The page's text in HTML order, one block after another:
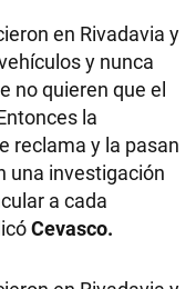
en Rivadavia y
y nunca
no quieren que el
la
reclama y la pasan
una investigación
a cada
Cevasco.